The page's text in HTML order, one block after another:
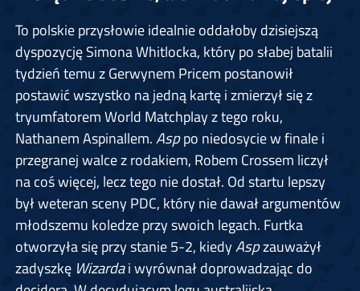
To polskie przysłowie idealnie oddałoby dzisiejszą
dyspozycję Simona Whitlocka, który po słabej batalii
tydzień temu z Gerwynem Pricem postanowił
postawić wszystko na jedną kartę i zmierzył się z
tryumfatorem World Matchplay z tego roku,
Nathanem Aspinallem.Asppo niedosycie w finale i
przegranej walce z rodakiem, Robem Crossem liczył
na coś więcej, lecz tego nie dostał. Od startu lepszy
był weteran sceny PDC, który nie dawał argumentów
młodszemu koledze przy swoich legach. Furtka
otworzyła się przy stanie 5-2, kiedyAspzauważył
zadyszkę Wizardai wyrównał doprowadzając do